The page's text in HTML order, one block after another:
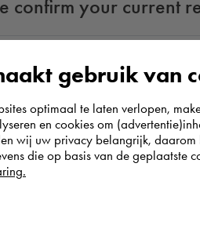
Max Certified
Monate)
mit Autodesk 3ds Max für
confirm your current
to us you are situated in
Please confirm in which
to shop.
gebruik van
optimaal te laten verlopen,
en cookies om
wij uw privacy belangrijk, daarom
die op basis van de geplaatste